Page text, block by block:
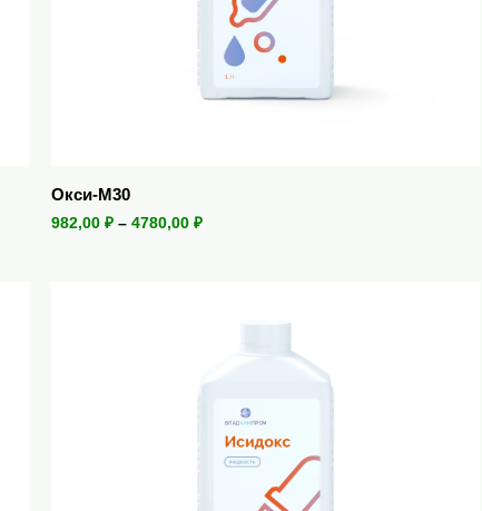
Окси-М30
982,00 ₽– 4780,00 ₽